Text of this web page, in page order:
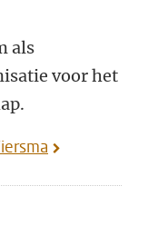
als
voor het